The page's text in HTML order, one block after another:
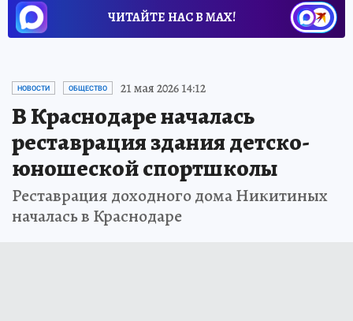
ЧИТАЙТЕ НАС В МАХ!
НОВОСТИ ОБЩЕСТВО 21 мая 2026 14:12
В Краснодаре началась
реставрация здания детско-
юношеской спортшколы
Реставрация доходного дома Никитиных
началась в Краснодаре